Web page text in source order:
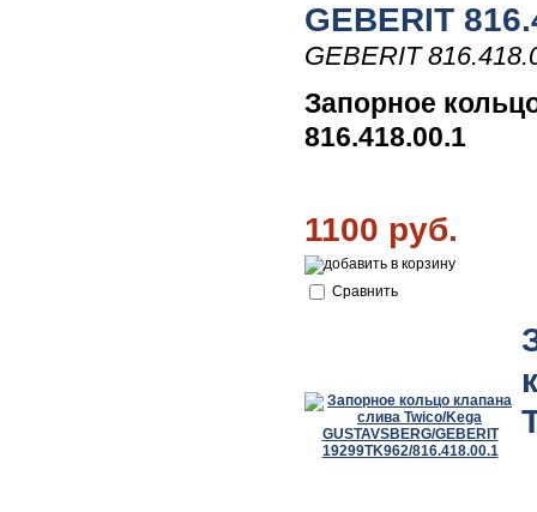
GEBERIT
GEBERIT
Запорное
816.418.00.1
1100 руб.
Сравнить